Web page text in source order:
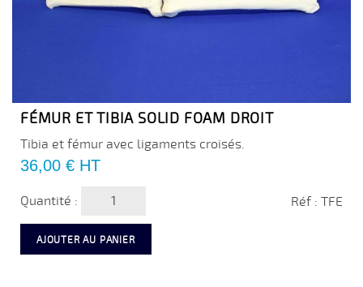
FÉMUR ET TIBIA SOLID FOAM DROIT
Tibia et fémur avec ligaments croisés.
Prix
36,00 € HT
Quantité : Réf : TFE
AJOUTER AU PANIER